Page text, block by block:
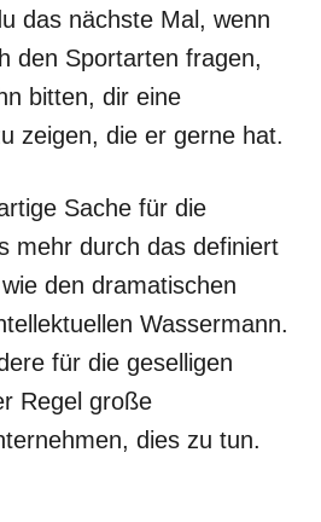
das nächste Mal, wenn
den Sportarten fragen,
bitten, dir eine
zeigen, die er gerne hat.
Sache für die
mehr durch das definiert
den dramatischen
Wassermann.
für die geselligen
Regel große
dies zu tun.